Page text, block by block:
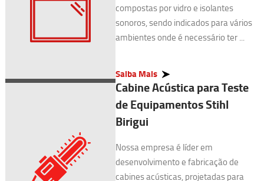
compostas por vidro e isolantes
sonoros, sendo indicados para vários
ambientes onde é necessário ter ...
Saiba Mais
Cabine Acústica para Teste
de Equipamentos Stihl
Birigui
Nossa empresa é líder em
desenvolvimento e fabricação de
cabines acústicas, projetadas para